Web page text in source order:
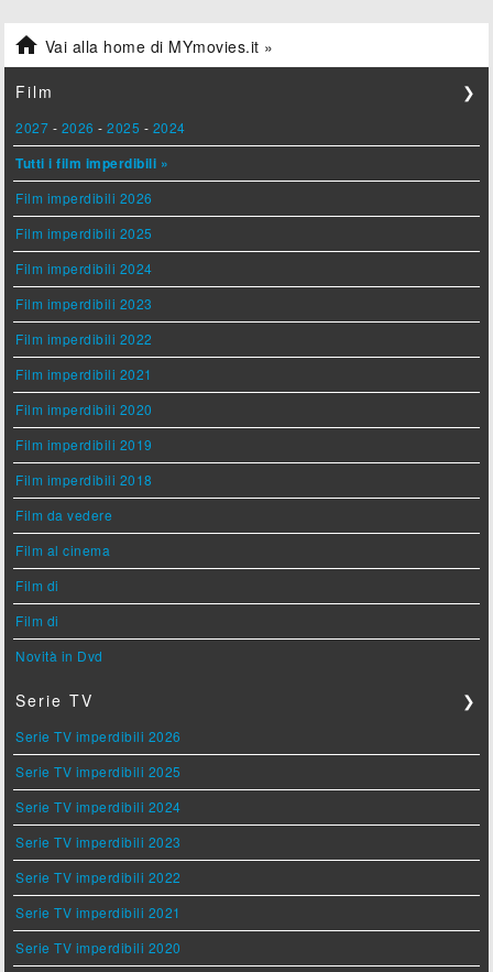
 Vai alla home di MYmovies.it »
Film ❯
2027 - 2026 -2025 - 2024
Tutti i film imperdibili »
Film imperdibili 2026
Film imperdibili 2025
Film imperdibili 2024
Film imperdibili 2023
Film imperdibili 2022
Film imperdibili 2021
Film imperdibili 2020
Film imperdibili 2019
Film imperdibili 2018
Film da vedere
Film al cinema
Film di
Film di
Novità in Dvd
Serie TV ❯
Serie TV imperdibili 2026
Serie TV imperdibili 2025
Serie TV imperdibili 2024
Serie TV imperdibili 2023
Serie TV imperdibili 2022
Serie TV imperdibili 2021
Serie TV imperdibili 2020